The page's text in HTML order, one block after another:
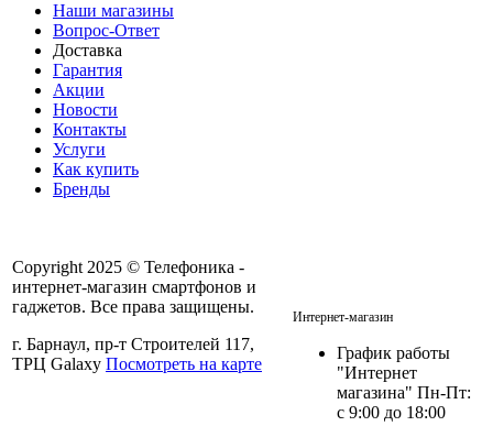
Наши магазины
Вопрос-Ответ
Доставка
Гарантия
Акции
Новости
Контакты
Услуги
Как купить
Бренды
Copyright 2025 © Телефоника -
интернет-магазин смартфонов и
гаджетов. Все права защищены.
г. Барнаул, пр-т Строителей 117,
ТРЦ Galaxy Посмотреть на карте
Интернет-магазин
График работы
"Интернет
магазина" Пн-Пт:
с 9:00 до 18:00